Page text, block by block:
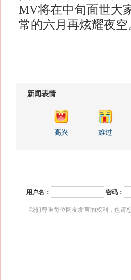
MV将在中旬面世大
常的六月再炫耀夜空
新闻表情
高兴 难过
用户名： 密码：